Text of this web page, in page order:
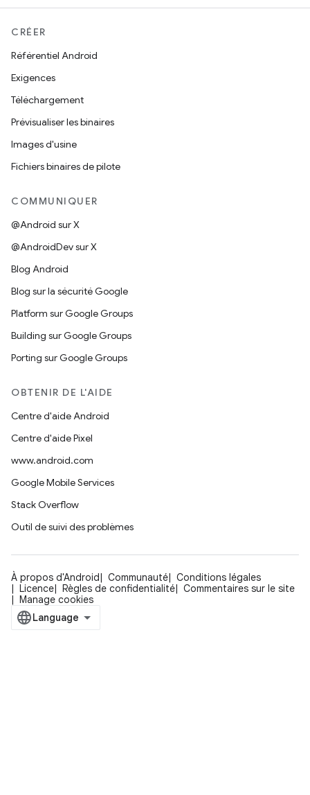
CRÉER
Référentiel Android
Exigences
Téléchargement
Prévisualiser les binaires
Images d'usine
Fichiers binaires de pilote
COMMUNIQUER
@Android sur X
@AndroidDev sur X
Blog Android
Blog sur la sécurité Google
Platform sur Google Groups
Building sur Google Groups
Porting sur Google Groups
OBTENIR DE L'AIDE
Centre d'aide Android
Centre d'aide Pixel
www.android.com
Google Mobile Services
Stack Overflow
Outil de suivi des problèmes
À propos d'Android Communauté
Conditions légales
Licence
Règles de confidentialité
Commentaires sur le site
Manage cookies